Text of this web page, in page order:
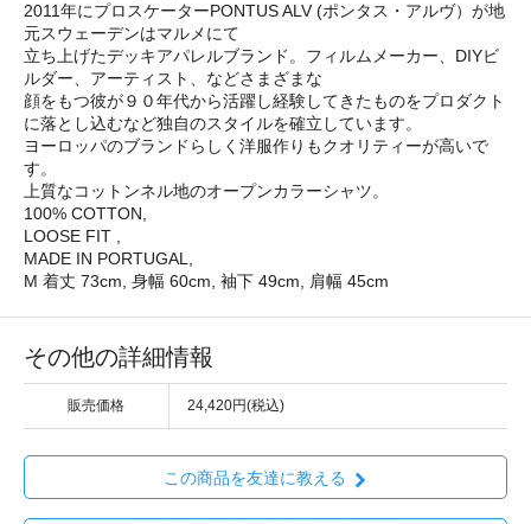
2011年にプロスケーターPONTUS ALV (ポンタス・アルヴ）が地
元スウェーデンはマルメにて
立ち上げたデッキアパレルブランド。フィルムメーカー、DIYビ
ルダー、アーティスト、などさまざまな
顔をもつ彼が９０年代から活躍し経験してきたものをプロダクト
に落とし込むなど独自のスタイルを確立しています。
ヨーロッパのブランドらしく洋服作りもクオリティーが高いで
す。
上質なコットンネル地のオープンカラーシャツ。
100% COTTON,
LOOSE FIT ,
MADE IN PORTUGAL,
M 着丈 73cm, 身幅 60cm, 袖下 49cm, 肩幅 45cm
その他の詳細情報
販売価格 24,420円(税込)
この商品を友達に教える